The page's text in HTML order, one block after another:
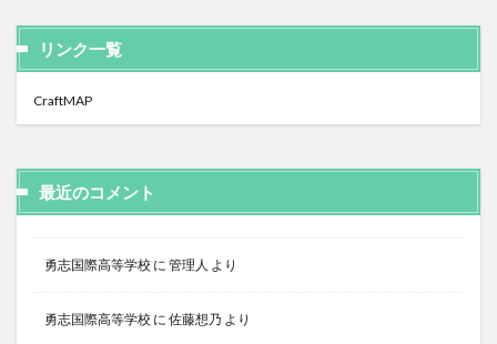
リンク一覧
CraftMAP
最近のコメント
勇志国際高等学校 に 管理人 より
勇志国際高等学校 に 佐藤想乃 より